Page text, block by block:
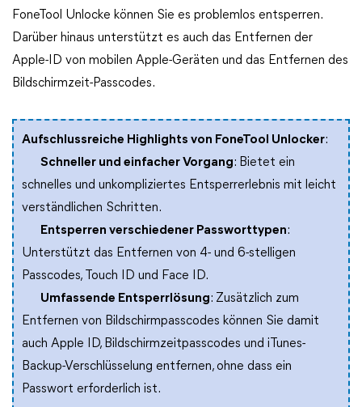
FoneTool Unlocke können Sie es problemlos entsperren.
Darüber hinaus unterstützt es auch das Entfernen der
Apple-ID von mobilen Apple-Geräten und das Entfernen des
Bildschirmzeit-Passcodes.
Aufschlussreiche Highlights von FoneTool Unlocker:
Schneller und einfacher Vorgang: Bietet ein
schnelles und unkompliziertes Entsperrerlebnis mit leicht
verständlichen Schritten.
Entsperren verschiedener Passworttypen:
Unterstützt das Entfernen von 4- und 6-stelligen
Passcodes, Touch ID und Face ID.
Umfassende Entsperrlösung: Zusätzlich zum
Entfernen von Bildschirmpasscodes können Sie damit
auch Apple ID, Bildschirmzeitpasscodes und iTunes-
Backup-Verschlüsselung entfernen, ohne dass ein
Passwort erforderlich ist.